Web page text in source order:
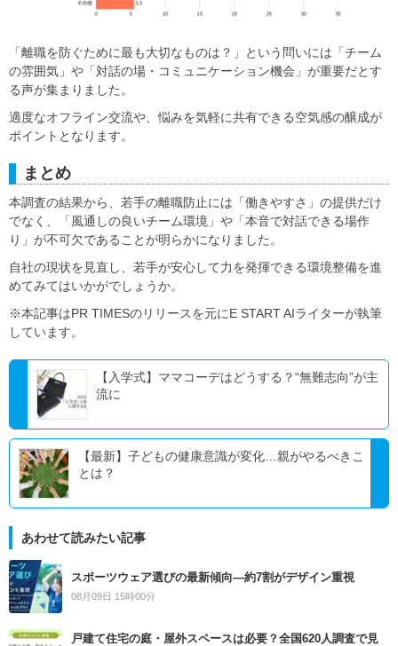
「離職を防ぐために最も大切なものは？」という問いには「チーム
の雰囲気」や「対話の場・コミュニケーション機会」が重要だとす
る声が集まりました。
適度なオフライン交流や、悩みを気軽に共有できる空気感の醸成が
ポイントとなります。
まとめ
本調査の結果から、若手の離職防止には「働きやすさ」の提供だけ
でなく、「風通しの良いチーム環境」や「本音で対話できる場作
り」が不可欠であることが明らかになりました。
自社の現状を見直し、若手が安心して力を発揮できる環境整備を進
めてみてはいかがでしょうか。
※本記事はPR TIMESのリリースを元にE START AIライターが執筆
しています。
【入学式】ママコーデはどうする？“無難志向”が主
流に
【最新】子どもの健康意識が変化…親がやるべきこ
とは？
あわせて読みたい記事
スポーツウェア選びの最新傾向―約7割がデザイン重視
08月09日 15時00分
戸建て住宅の庭・屋外スペースは必要？全国620人調査で見